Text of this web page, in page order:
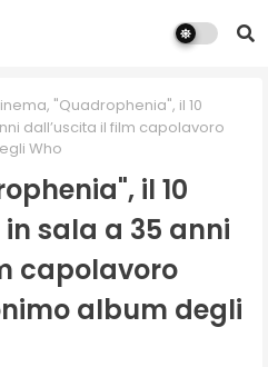
"Quadrophenia", il 10
dall’uscita il film capolavoro
Who
il 10
sala a 35 anni
capolavoro
album degli